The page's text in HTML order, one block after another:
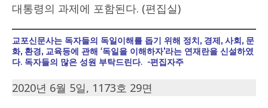
대통령의 과제에 포함된다. (편집실)
교포신문사는 독자들의 독일이해를 돕기 위해 정치, 경제, 사회, 문
화, 환경, 교육등에 관해 ‘독일을 이해하자’라는 연재란을 신설하였
다. 독자들의 많은 성원 부탁드린다. -편집자주
2020년 6월 5일, 1173호 29면